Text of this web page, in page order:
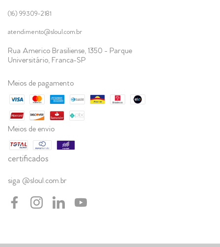
(16) 99309-2181
atendimento@sloul.com.br
Rua Americo Brasiliense, 1350 - Parque
Universitário, Franca-SP
Meios de pagamento
Meios de envio
certificados
siga @sloul.com.br